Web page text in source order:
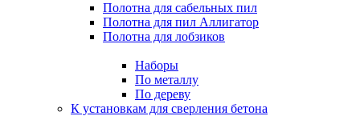
Полотна для сабельных пил
Полотна для пил Аллигатор
Полотна для лобзиков
Наборы
По металлу
По дереву
К установкам для сверления бетона